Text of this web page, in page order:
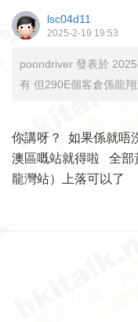
lsc04d11
2025-2-19 19:53
poondriver 發表於
有 但290E個客倉係龍翔
你講呀？ 如果係就唔
澳區嘅站就得啦 全部
龍灣站）上落可以了